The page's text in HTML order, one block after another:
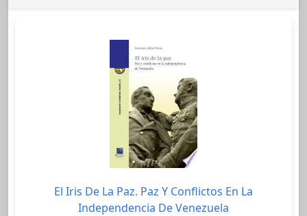
El Iris De La Paz. Paz Y Conflictos En La
Independencia De Venezuela